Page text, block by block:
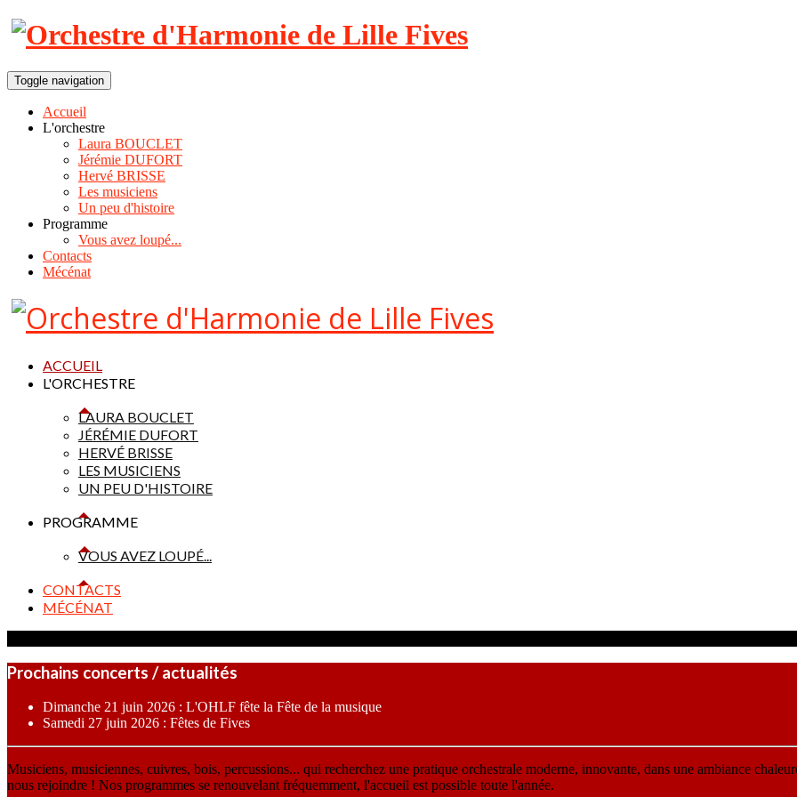
Toggle navigation
Accueil
L'orchestre
Laura BOUCLET
Jérémie DUFORT
Hervé BRISSE
Les musiciens
Un peu d'histoire
Programme
Vous avez loupé...
Contacts
Mécénat
ACCUEIL
L'ORCHESTRE
LAURA BOUCLET
JÉRÉMIE DUFORT
HERVÉ BRISSE
LES MUSICIENS
UN PEU D'HISTOIRE
PROGRAMME
VOUS AVEZ LOUPÉ...
CONTACTS
MÉCÉNAT
Prochains concerts / actualités
Dimanche 21 juin 2026 : L'OHLF fête la Fête de la musique
Samedi 27 juin 2026 : Fêtes de Fives
Musiciens, musiciennes, cuivres, bois, percussions... qui recherchez une pratique orchestrale moderne, innovante, dans une ambiance
nous rejoindre ! Nos programmes se renouvelant fréquemment, l'accueil est possible toute l'année.